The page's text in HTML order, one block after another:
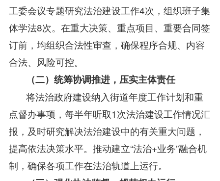
工委会议专题研究法治建设工作4次，组织班子集
体学法8次。在重大决策、重点项目、重要合同签
订前，均组织合法性审查，确保程序合规、内容
合法、风险可控。
（二）统筹协调推进，压实主体责任
将法治政府建设纳入街道年度工作计划和重
点督办事项，每半年听取1次法治建设工作情况汇
报，及时研究解决法治建设中的有关重大问题，
提高依法决策水平。推动建立“法治+业务”融合机
制，确保各项工作在法治轨道上运行。